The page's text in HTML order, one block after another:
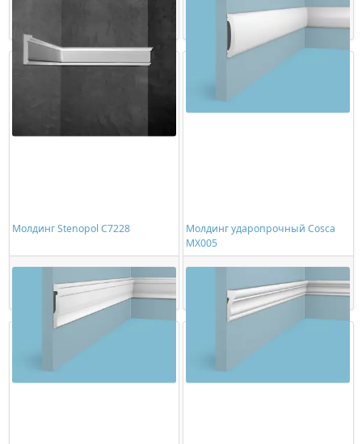
Молдинг Stenopol C7228
550,00 ₽/шт
Купить
Молдинг ударопрочный Cosca
MX005
594,00 ₽/шт
Купить